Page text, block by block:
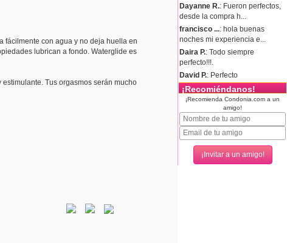
fácilmente con agua y no deja huella en
lubrican a fondo. Waterglide es
Tus orgasmos serán mucho
Dayanne R.: Fueron perfectos,
desde la compra h...
francisco ...: hola buenas
noches mi experiencia e...
Daira P.: Todo siempre
perfecto!!!.
David P.: Perfecto
¡Recomiéndanos!
¡Recomienda Condonia.com a un
amigo!